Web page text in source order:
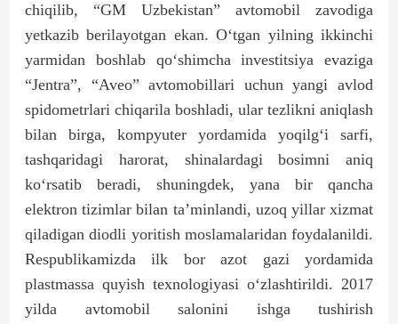
chiqilib, “GM Uzbekistan” avtomobil zavodiga
yetkazib berilayotgan ekan. O‘tgan yilning ikkinchi
yarmidan boshlab qo‘shimcha investitsiya evaziga
“Jentra”, “Aveo” avtomobillari uchun yangi avlod
spidometrlari chiqarila boshladi, ular tezlikni aniqlash
bilan birga, kompyuter yordamida yoqilg‘i sarfi,
tashqaridagi harorat, shinalardagi bosimni aniq
ko‘rsatib beradi, shuningdek, yana bir qancha
elektron tizimlar bilan ta’minlandi, uzoq yillar xizmat
qiladigan diodli yoritish moslamalaridan foydalanildi.
Respublikamizda ilk bor azot gazi yordamida
plastmassa quyish texnologiyasi o‘zlashtirildi. 2017
yilda avtomobil salonini ishga tushirish